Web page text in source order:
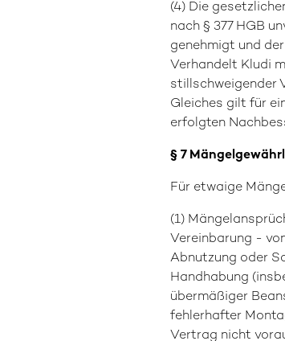
(4) Die
nach § 377 HGB
genehmigt und
Verhandelt Kludi
stillschweigender
Gleiches gilt für
erfolgten
§ 7
Für etwaige
(1)
Vereinbarung -
Abnutzung oder
Handhabung
übermäßiger
fehlerhafter
Vertrag nicht